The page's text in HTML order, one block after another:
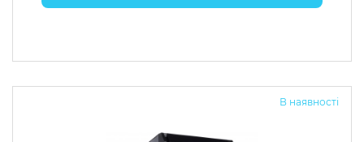
В наявності